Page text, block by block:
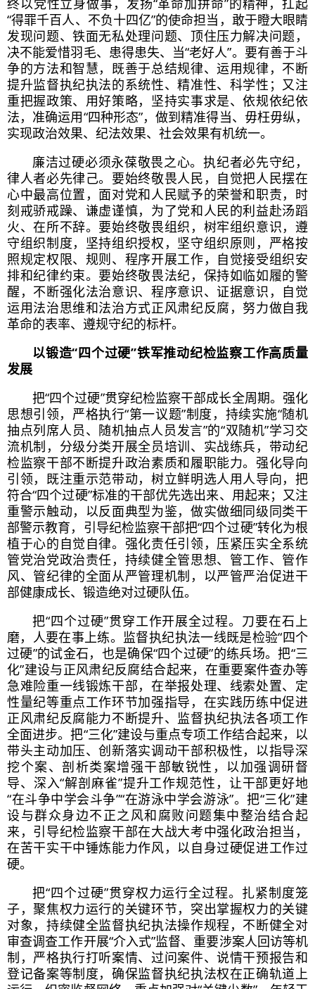
终以党性立身做事，发扬“革命加拼命”的精神，扛起
“得罪千百人、不负十四亿”的使命担当，敢于瞪大眼睛
发现问题、铁面无私处理问题、顶住压力解决问题，
决不能爱惜羽毛、患得患失、当“老好人”。要有善于斗
争的方法和智慧，既善于总结规律、运用规律，不断
提升监督执纪执法的系统性、精准性、科学性；又注
重把握政策、用好策略，坚持实事求是、依规依纪依
法，准确运用“四种形态”，做到精准得当、毋枉毋纵，
实现政治效果、纪法效果、社会效果有机统一。
廉洁过硬必须永葆敬畏之心。执纪者必先守纪，
律人者必先律己。要始终敬畏人民，自觉把人民摆在
心中最高位置，面对党和人民赋予的荣誉和职责，时
刻戒骄戒躁、谦虚谨慎，为了党和人民的利益赴汤蹈
火、在所不辞。要始终敬畏组织，树牢组织意识，遵
守组织制度，坚持组织授权，坚守组织原则，严格按
照规定权限、规则、程序开展工作，自觉接受组织安
排和纪律约束。要始终敬畏法纪，保持如临如履的警
醒，不断强化法治意识、程序意识、证据意识，自觉
运用法治思维和法治方式正风肃纪反腐，努力做自我
革命的表率、遵规守纪的标杆。
以锻造“四个过硬”铁军推动纪检监察工作高质量
发展
把“四个过硬”贯穿纪检监察干部成长全周期。强化
思想引领，严格执行“第一议题”制度，持续实施“随机
抽点列席人员、随机抽点人员发言”的“双随机”学习交
流机制，分级分类开展全员培训、实战练兵，带动纪
检监察干部不断提升政治素质和履职能力。强化导向
引领，既注重示范带动，树立鲜明选人用人导向，把
符合“四个过硬”标准的干部优先选出来、用起来；又注
重警示触动，以反面典型为鉴，做实做细同级同类干
部警示教育，引导纪检监察干部把“四个过硬”转化为根
植于心的自觉自律。强化责任引领，压紧压实全系统
管党治党政治责任，持续健全管思想、管工作、管作
风、管纪律的全面从严管理机制，以严管严治促进干
部健康成长、锻造绝对过硬队伍。
把“四个过硬”贯穿工作开展全过程。刀要在石上
磨，人要在事上练。监督执纪执法一线既是检验“四个
过硬”的试金石，也是确保“四个过硬”的练兵场。把“三
化”建设与正风肃纪反腐结合起来，在重要案件查办等
急难险重一线锻炼干部，在举报处理、线索处置、定
性量纪等重点工作环节加强指导，在实践历练中促进
正风肃纪反腐能力不断提升、监督执纪执法各项工作
全面进步。把“三化”建设与重点专项工作结合起来，以
带头主动加压、创新落实调动干部积极性，以指导深
挖个案、剖析类案增强干部敏锐性，以加强调研督
导、深入“解剖麻雀”提升工作规范性，让干部更好地
“在斗争中学会斗争”“在游泳中学会游泳”。把“三化”建
设与群众身边不正之风和腐败问题集中整治结合起
来，引导纪检监察干部在大战大考中强化政治担当，
在苦干实干中锤炼能力作风，以自身过硬促进工作过
硬。
把“四个过硬”贯穿权力运行全过程。扎紧制度笼
子，聚焦权力运行的关键环节，突出掌握权力的关键
对象，持续健全监督执纪执法操作规程，不断健全对
审查调查工作开展“介入式”监督、重要涉案人回访等机
制，严格执行打听案情、过问案件、说情干预报告和
登记备案等制度，确保监督执纪执法权在正确轨道上